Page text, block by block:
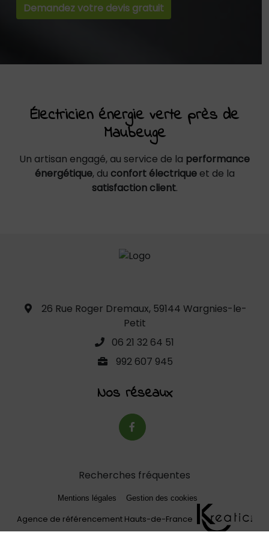
Demandez votre devis gratuit
Électricien énergie verte près de
Maubeuge
Un artisan engagé, au service de la performance
énergétique, du confort électriqueet de la
satisfaction client.
26 Rue Roger Dremaux, 59144 Wargnies-le-
Petit
06 21 32 64 51
992 607 945
Nos réseaux
Recherches fréquentes
Mentions légales Gestion des cookies
Agence de référencement Hauts-de-France